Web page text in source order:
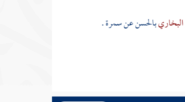
البخاريبالحسنعنسمرة.